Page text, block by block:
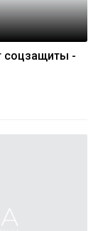
соцзащиты -